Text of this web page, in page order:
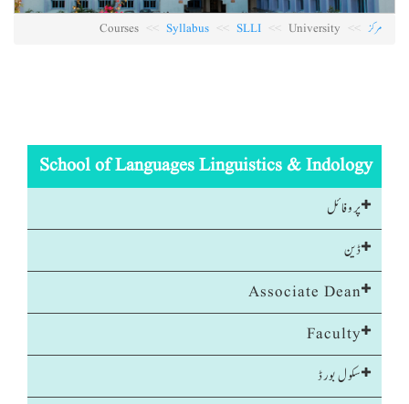
مرکز SLLI
Syllabus
School of Languages Linguistics & Indology
پروفائل
ڈین
Associate Dean
Faculty
سکول بورڈ